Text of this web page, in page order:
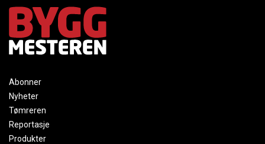
Abonner
Nyheter
Tømreren
Reportasje
Produkter